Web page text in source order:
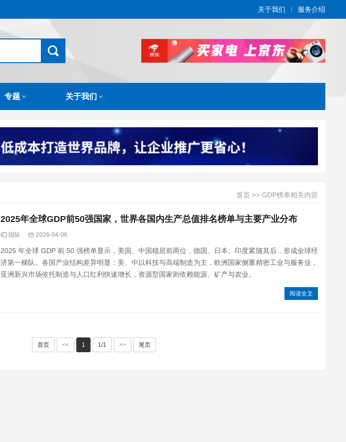
关于我们 服务介绍
专题 关于我们
首页 >> GDP榜单相关内容
2025年全球GDP前50强国家，世界各国内生产总值排名榜单与主要产业分布
国际 2026-04-06
2025 年全球 GDP 前 50 强榜单显示，美国、中国稳居前两位，德国、日本、印度紧随其后，形成全球经
济第一梯队。各国产业结构差异明显：美、中以科技与高端制造为主，欧洲国家侧重精密工业与服务业，
亚洲新兴市场依托制造与人口红利快速增长，资源型国家则依赖能源、矿产与农业。
阅读全文
首页 << 1 1/1 >> 尾页